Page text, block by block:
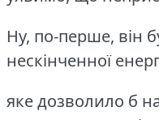
Ну, по-перше, він
нескінченної
яке дозволило б